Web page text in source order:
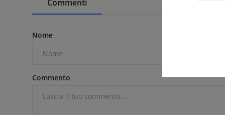
Commenti
Nome
Commento